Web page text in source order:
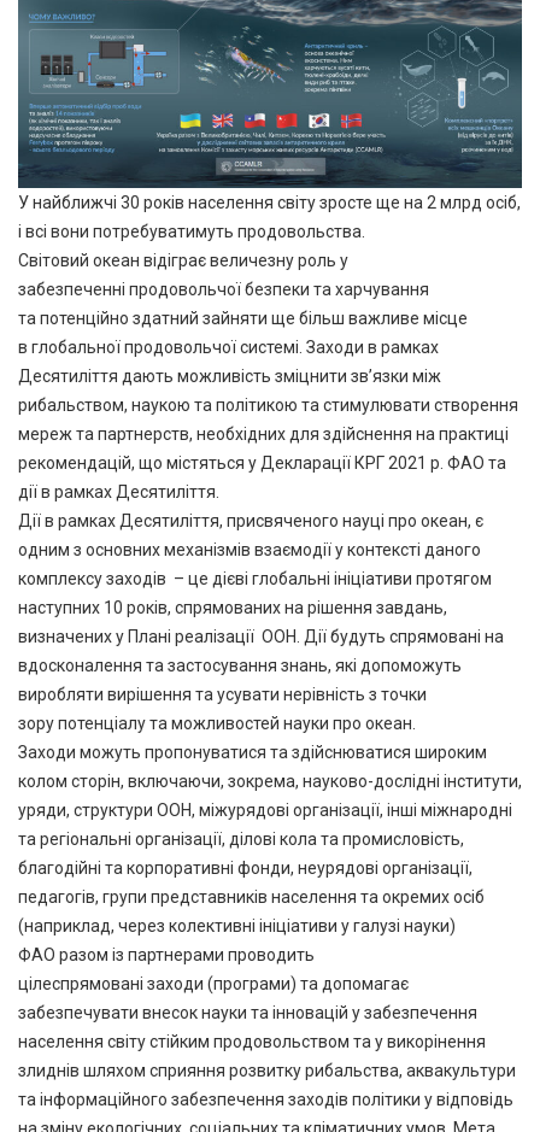
У найближчі 30 років населення світу зросте ще на 2 млрд осіб,
і всі вони потребуватимуть продовольства.
Світовий океан відіграє величезну роль у
забезпеченні продовольчої безпеки та харчування
та потенційно здатний зайняти ще більш важливе місце
в глобальної продовольчої системі. Заходи в рамках
Десятиліття дають можливість зміцнити зв’язки між
рибальством, наукою та політикою та стимулювати створення
мереж та партнерств, необхідних для здійснення на практиці
рекомендацій, що містяться у Декларації КРГ 2021 р. ФАО та
дії в рамках Десятиліття.
Дії в рамках Десятиліття, присвяченого науці про океан, є
одним з основних механізмів взаємодії у контексті даного
комплексу заходів – це дієві глобальні ініціативи протягом
наступних 10 років, спрямованих на рішення завдань,
визначених у Плані реалізації ООН. Дії будуть спрямовані на
вдосконалення та застосування знань, які допоможуть
виробляти вирішення та усувати нерівність з точки
зору потенціалу та можливостей науки про океан.
Заходи можуть пропонуватися та здійснюватися широким
колом сторін, включаючи, зокрема, науково-дослідні інститути,
уряди, структури ООН, міжурядові організації, інші міжнародні
та регіональні організації, ділові кола та промисловість,
благодійні та корпоративні фонди, неурядові організації,
педагогів, групи представників населення та окремих осіб
(наприклад, через колективні ініціативи у галузі науки)
ФАО разом із партнерами проводить
цілеспрямовані заходи (програми) та допомагає
забезпечувати внесок науки та інновацій у забезпечення
населення світу стійким продовольством та у викорінення
злиднів шляхом сприяння розвитку рибальства, аквакультури
та інформаційного забезпечення заходів політики у відповідь
на зміну екологічних, соціальних та кліматичних умов. Мета